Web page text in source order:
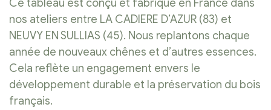
Ce tableau est conçu et fabriqué en France dans
nos ateliers entre LA CADIERE D’AZUR (83) et
NEUVY EN SULLIAS (45). Nous replantons chaque
année de nouveaux chênes et d’autres essences.
Cela reflète un engagement envers le
développement durable et la préservation du bois
français.